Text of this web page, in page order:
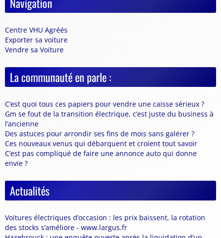
Centre VHU Agréés
Exporter sa voiture
Vendre sa Voiture
La communauté en parle :
C’est quoi tous ces papiers pour vendre une caisse sérieux ?
Gm se fout de la transition électrique, c’est juste du business à
l’ancienne
Des astuces pour arrondir ses fins de mois sans galérer ?
Ces nouveaux venus qui débarquent et croient tout savoir
C’est pas compliqué de faire une annonce auto qui donne
envie ?
Actualités
Voitures électriques d’occasion : les prix baissent, la rotation
des stocks s’améliore - www.largus.fr